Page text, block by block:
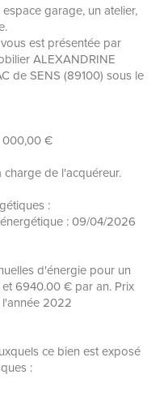
garage, un atelier,
est présentée par
ALEXANDRINE
de SENS (89100) sous le
000,00 €
de l'acquéreur.
:
: 09/04/2026
d'énergie pour un
6940.00 € par an. Prix
2022
ce bien est exposé
: